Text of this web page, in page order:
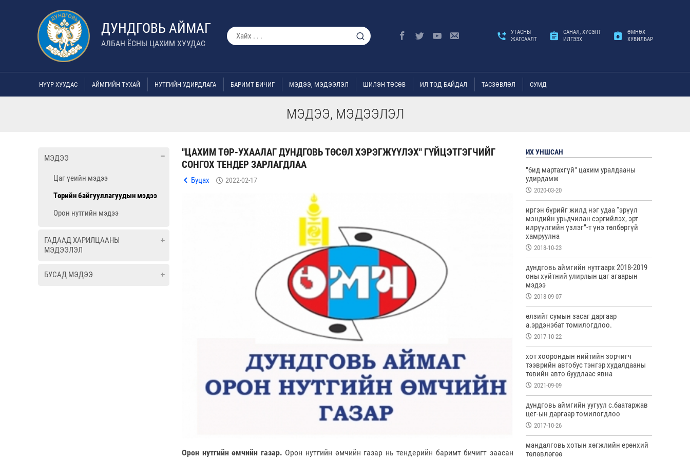
ДУНДГОВЬ АЙМАГ
АЛБАН ЁСНЫ ЦАХИМ ХУУДАС
УТАСНЫ
ЖАГСААЛТ
САНАЛ, ХҮСЭЛТ
ИЛГЭЭХ
ӨМНӨХ
ХУВИЛБАР
НҮҮР ХУУДАС АЙМГИЙН ТУХАЙ НУТГИЙН УДИРДЛАГА БАРИМТ БИЧИГ МЭДЭЭ, МЭДЭЭЛЭЛ ШИЛЭН ТӨСӨВ ИЛ ТОД БАЙДАЛ ТАСЗӨВЛӨЛ СУМД
МЭДЭЭ, МЭДЭЭЛЭЛ
МЭДЭЭ
Цаг үеийн мэдээ
Төрийн байгууллагуудын мэдээ
Орон нутгийн мэдээ
ГАДААД ХАРИЛЦААНЫ
МЭДЭЭЛЭЛ
БУСАД МЭДЭЭ
"ЦАХИМ ТӨР-УХААЛАГ ДУНДГОВЬ ТӨСӨЛ ХЭРЭГЖҮҮЛЭХ" ГҮЙЦЭТГЭГЧИЙГ
СОНГОХ ТЕНДЕР ЗАРЛАГДЛАА
Буцах 2022-02-17
Орон нутгийн өмчийн газар. Орон нутгийн өмчийн газар нь тендерийн баримт бичигт заасан
ИХ УНШСАН
"бид мартахгүй" цахим уралдааны
удирдамж
2020-03-20
иргэн бүрийг жилд нэг удаа “эрүүл
мэндийн урьдчилан сэргийлэх, эрт
илрүүлгийн үзлэг”-т үнэ төлбөргүй
хамруулна
2018-10-23
дундговь аймгийн нутгаарх 2018-2019
оны хүйтний улирлын цаг агаарын
мэдээ
2018-09-07
өлзийт сумын засаг даргаар
а.эрдэнэбат томилогдлоо.
2017-10-22
хот хоорондын нийтийн зорчигч
тээврийн автобус тэнгэр худалдааны
төвийн авто буудлаас явна
2021-09-09
дундговь аймгийн уугуул с.баатаржав
цег-ын даргаар томилогдлоо
2017-10-26
мандалговь хотын хөгжлийн ерөнхий
төлөвлөгөө